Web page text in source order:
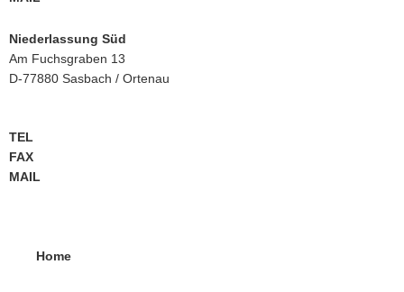
Niederlassung Süd
Am Fuchsgraben 13
D-77880 Sasbach / Ortenau
TEL
FAX
MAIL
Home